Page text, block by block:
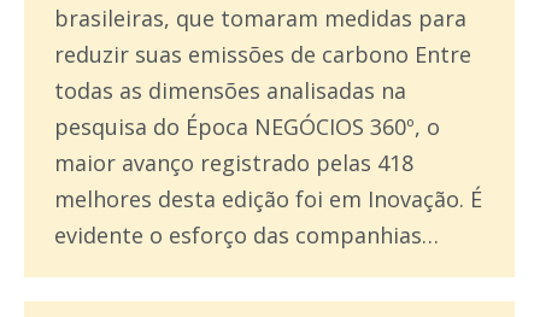
brasileiras, que tomaram medidas para
reduzir suas emissões de carbono Entre
todas as dimensões analisadas na
pesquisa do Época NEGÓCIOS 360º, o
maior avanço registrado pelas 418
melhores desta edição foi em Inovação. É
evidente o esforço das companhias…